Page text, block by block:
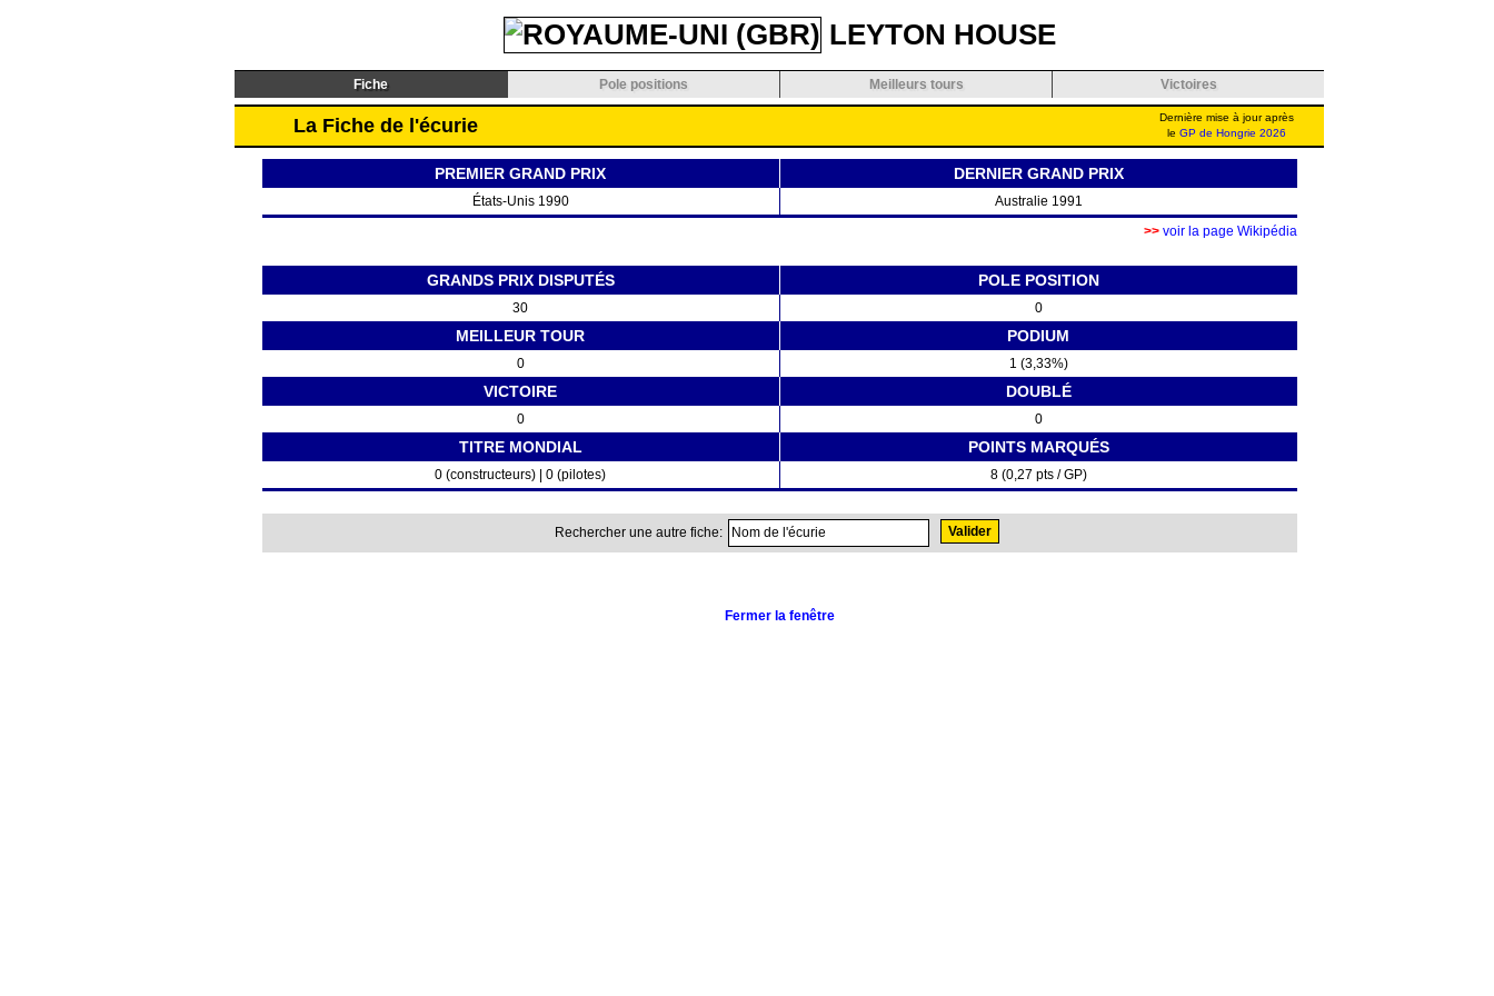
LEYTON HOUSE
Fiche Pole positions Meilleurs tours Victoires
La Fiche de l'écurie
Dernière mise à jour après
le GP de Hongrie 2026
PREMIER GRAND PRIX DERNIER GRAND PRIX
États-Unis 1990
Australie 1991
>> voir la page Wikipédia
GRANDS PRIX DISPUTÉS POLE POSITION
30 0
MEILLEUR TOUR PODIUM
0 1 (3,33%)
VICTOIRE DOUBLÉ
0 0
TITRE MONDIAL POINTS MARQUÉS
0 (constructeurs) | 0 (pilotes) 8 (0,27 pts / GP)
Rechercher une autre fiche:
Fermer la fenêtre